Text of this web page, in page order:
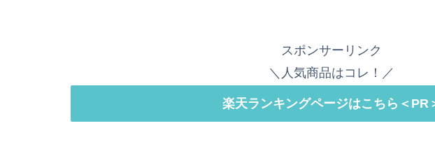
スポンサーリンク
＼人気商品はコレ！／
楽天ランキングページはこちら＜PR